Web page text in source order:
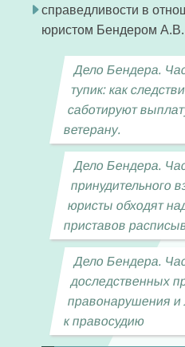
справедливости в
юристом Бендером
Дело Бендера.
тупик: как
саботируют
ветерану.
Дело Бендера.
принудительного
юристы обходят
приставов
Дело Бендера.
доследственных
правонарушения и
к правосудию